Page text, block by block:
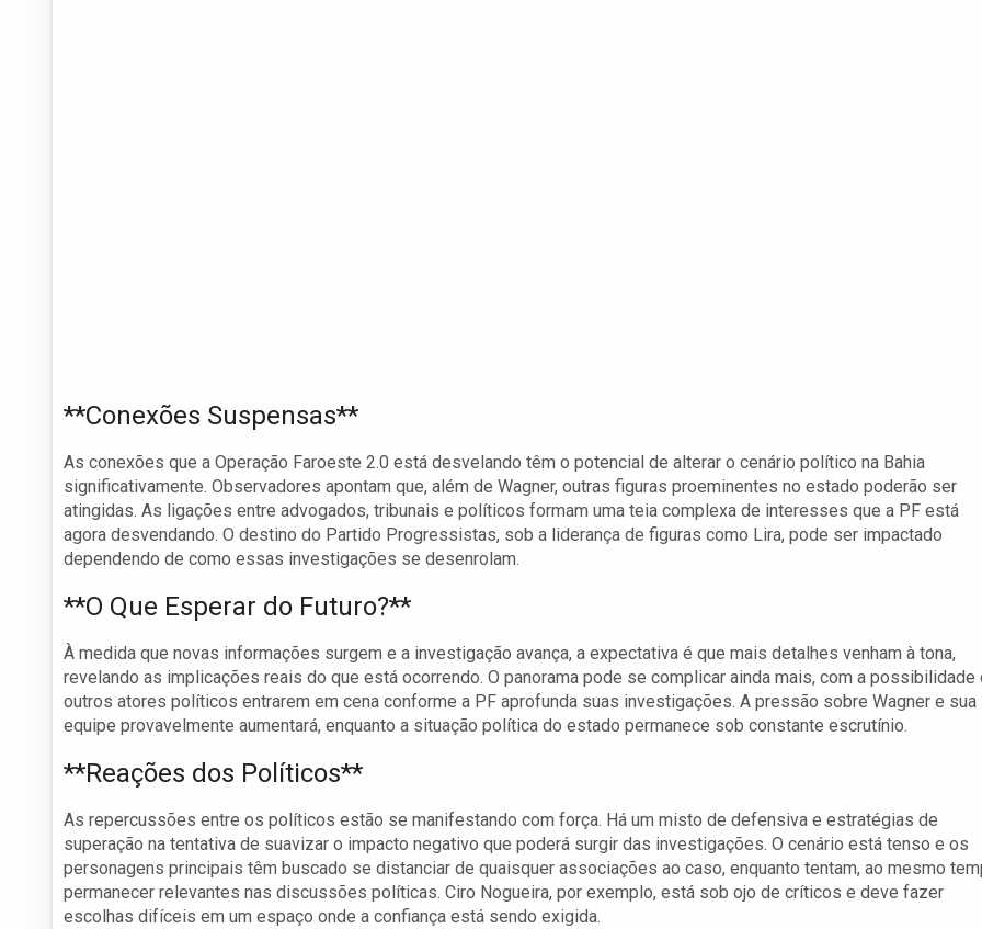
**Conexões Suspensas**
As conexões que a Operação Faroeste 2.0 está desvelando têm o potencial de alterar o cenário político na Bahia
significativamente. Observadores apontam que, além de Wagner, outras figuras proeminentes no estado poderão ser
atingidas. As ligações entre advogados, tribunais e políticos formam uma teia complexa de interesses que a PF está
agora desvendando. O destino do Partido Progressistas, sob a liderança de figuras como Lira, pode ser impactado
dependendo de como essas investigações se desenrolam.
**O Que Esperar do Futuro?**
À medida que novas informações surgem e a investigação avança, a expectativa é que mais detalhes venham à tona,
revelando as implicações reais do que está ocorrendo. O panorama pode se complicar ainda mais, com a possibilidade
outros atores políticos entrarem em cena conforme a PF aprofunda suas investigações. A pressão sobre Wagner e sua
equipe provavelmente aumentará, enquanto a situação política do estado permanece sob constante escrutínio.
**Reações dos Políticos**
As repercussões entre os políticos estão se manifestando com força. Há um misto de defensiva e estratégias de
superação na tentativa de suavizar o impacto negativo que poderá surgir das investigações. O cenário está tenso e os
personagens principais têm buscado se distanciar de quaisquer associações ao caso, enquanto tentam, ao mesmo
permanecer relevantes nas discussões políticas. Ciro Nogueira, por exemplo, está sob ojo de críticos e deve fazer
escolhas difíceis em um espaço onde a confiança está sendo exigida.